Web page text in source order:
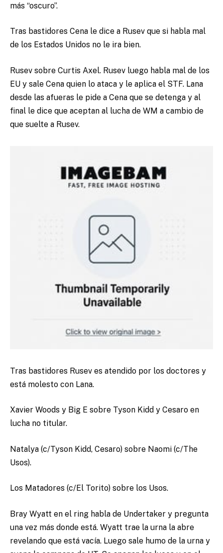
más “oscuro”.
Tras bastidores Cena le dice a Rusev que si habla mal
de los Estados Unidos no le ira bien.
Rusev sobre Curtis Axel. Rusev luego habla mal de los
EU y sale Cena quien lo ataca y le aplica el STF. Lana
desde las afueras le pide a Cena que se detenga y al
final le dice que aceptan al lucha de WM a cambio de
que suelte a Rusev.
Tras bastidores Rusev es atendido por los doctores y
está molesto con Lana.
Xavier Woods y Big E sobre Tyson Kidd y Cesaro en
lucha no titular.
Natalya (c/Tyson Kidd, Cesaro) sobre Naomi (c/The
Usos).
Los Matadores (c/El Torito) sobre los Usos.
Bray Wyatt en el ring habla de Undertaker y pregunta
una vez más donde está. Wyatt trae la urna la abre
revelando que está vacía. Luego sale humo de la urna y